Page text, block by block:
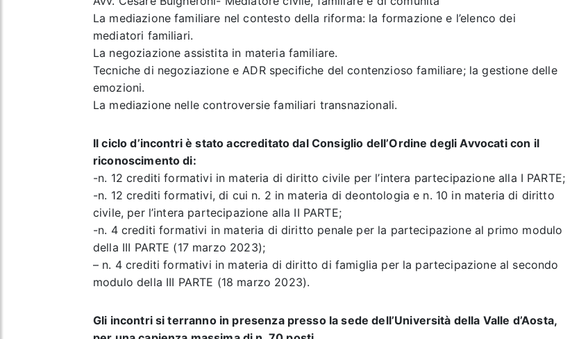
La mediazione familiare nel contesto della riforma: la formazione e l’elenco dei
mediatori familiari.
La negoziazione assistita in materia familiare.
Tecniche di negoziazione e ADR specifiche del contenzioso familiare; la gestione delle
emozioni.
La mediazione nelle controversie familiari transnazionali.
Il ciclo d’incontri è stato accreditato dal Consiglio dell’Ordine degli Avvocati con il
riconoscimento di:
-n. 12 crediti formativi in materia di diritto civile per l’intera partecipazione alla I PARTE;
-n. 12 crediti formativi, di cui n. 2 in materia di deontologia e n. 10 in materia di diritto
civile, per l’intera partecipazione alla II PARTE;
-n. 4 crediti formativi in materia di diritto penale per la partecipazione al primo modulo
della III PARTE (17 marzo 2023);
– n. 4 crediti formativi in materia di diritto di famiglia per la partecipazione al secondo
modulo della III PARTE (18 marzo 2023).
Gli incontri si terranno in presenza presso la sede dell’Università della Valle d’Aosta,